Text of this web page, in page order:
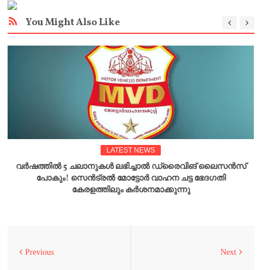
You Might Also Like
LATEST NEWS
വർഷത്തിൽ 5 ചലാനുകൾ ലഭിച്ചാൽ ഡ്രൈവിങ് ലൈസൻസ്
പോകും! സെൻട്രൽ മോട്ടോർ വാഹന ചട്ട ഭേദഗതി
കേരളത്തിലും കർശനമാക്കുന്നു
Next
Previous